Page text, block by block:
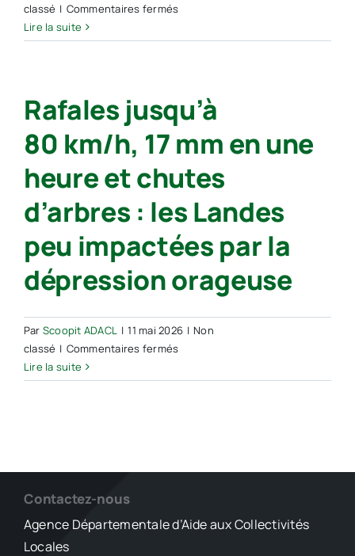
classé | Commentaires ferméssur
dans
plusieurs
départs
d’incendies
à
cause
des
impacts
de
foudre,
de
hectares
de
forêt
Lire la suite
Rafales jusqu’à
80 km/h, 17 mm en une
heure et chutes
d’arbres : les Landes
peu impactées par la
dépression orageuse
Par Scoopit ADACL | 11 mai 2026 | Non
classé | Commentaires ferméssur
jusqu’à
heure
d’arbres :
Lire la suite
Contactez-nous
Agence Départementale d’Aide aux Collectivités
Locales